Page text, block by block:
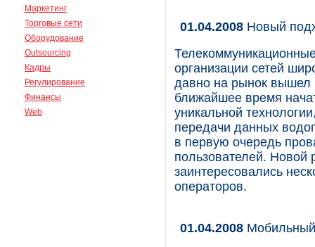
Маркетинг
Торговые сети
Оборудование
Outsourcing
Кадры
Регулирование
Финансы
Web
01.04.2008 Новый
организации сетей
давно на рынок вышел
ближайшее время
уникальной
передачи данных
в первую очередь
пользователей. Новой
заинтересовались
операторов.
01.04.2008